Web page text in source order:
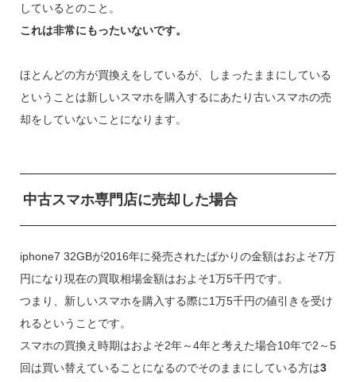
しているとのこと。
これは非常にもったいないです。
ほとんどの方が買換えをしているが、しまったままにしている
ということは新しいスマホを購入するにあたり古いスマホの売
却をしていないことになります。
中古スマホ専門店に売却した場合
iphone7 32GBが2016年に発売されたばかりの金額はおよそ7万
円になり現在の買取相場金額はおよそ1万5千円です。
つまり、新しいスマホを購入する際に1万5千円の値引きを受け
れるということです。
スマホの買換え時期はおよそ2年～4年と考えた場合10年で2～5
回は買い替えていることになるのでそのままにしている方は3